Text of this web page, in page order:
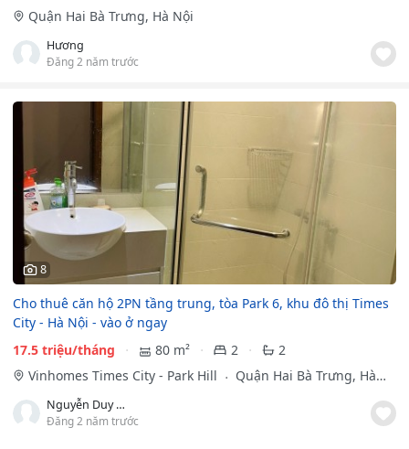
Quận Hai Bà Trưng, Hà Nội
Hương
Đăng 2 năm trước
8
Cho thuê căn hộ 2PN tầng trung, tòa Park 6, khu đô thị Times
City - Hà Nội - vào ở ngay
17.5 triệu/tháng
80 m² 2
2
Vinhomes Times City - Park Hill
Quận Hai Bà Trưng, Hà
Nguyễn Duy Anh
Đăng 2 năm trước